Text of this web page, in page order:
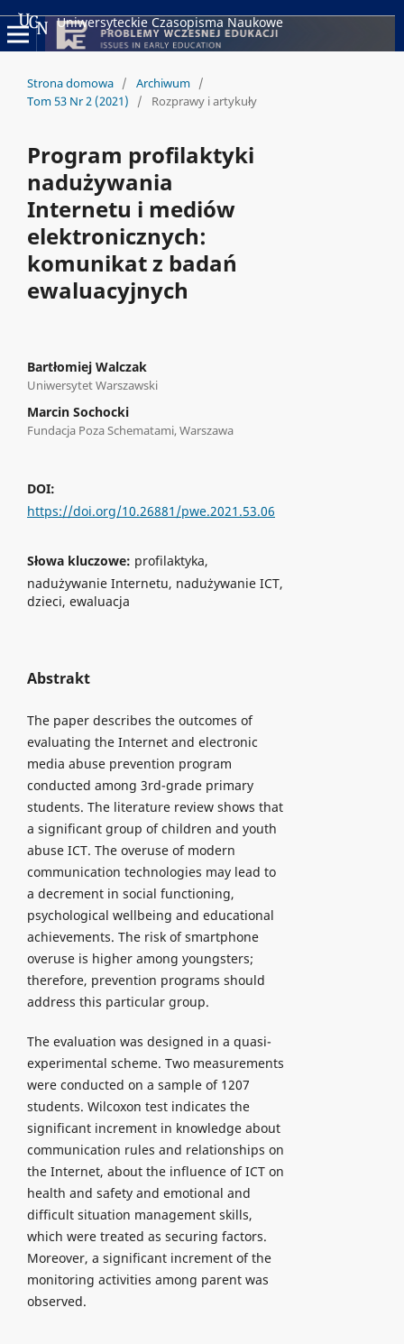
Uniwersyteckie Czasopisma Naukowe
Strona domowa / Archiwum /
Tom 53 Nr 2 (2021)
/ Rozprawy i artykuły
Program profilaktyki
nadużywania
Internetu i mediów
elektronicznych:
komunikat z badań
ewaluacyjnych
Bartłomiej Walczak
Uniwersytet Warszawski
Marcin Sochocki
Fundacja Poza Schematami, Warszawa
DOI:
https://doi.org/10.26881/pwe.2021.53.06
Słowa kluczowe: profilaktyka,
nadużywanie Internetu, nadużywanie ICT,
dzieci, ewaluacja
Abstrakt
The paper describes the outcomes of
evaluating the Internet and electronic
media abuse prevention program
conducted among 3rd-grade primary
students. The literature review shows that
a significant group of children and youth
abuse ICT. The overuse of modern
communication technologies may lead to
a decrement in social functioning,
psychological wellbeing and educational
achievements. The risk of smartphone
overuse is higher among youngsters;
therefore, prevention programs should
address this particular group.
The evaluation was designed in a quasi-
experimental scheme. Two measurements
were conducted on a sample of 1207
students. Wilcoxon test indicates the
significant increment in knowledge about
communication rules and relationships on
the Internet, about the influence of ICT on
health and safety and emotional and
difficult situation management skills,
which were treated as securing factors.
Moreover, a significant increment of the
monitoring activities among parent was
observed.